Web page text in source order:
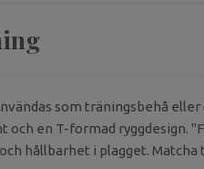
som träningsbehå
och en T-formad ryggdesign.
hållbarhet i plagget. Matcha